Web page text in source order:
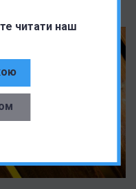
читати наш